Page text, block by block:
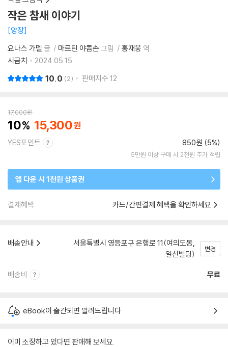
작은 참새 이야기
양장
요나스 가델 글 마르틴 야콥손 그림 홍재웅 역
시금치
2024.05.15.
10.0 2 판매지수 12
17,000원
10 15,300
YES포인트 850원 (5%)
5만원 이상 구매 시 2천원 추가 적립
앱 다운 시 1천원 상품권
결제혜택 카드/간편결제 혜택을 확인하세요
배송안내
서울특별시 영등포구 은행로 11(여의도동,
일신빌딩)
변경
배송비 무료
eBook이 출간되면 알려드립니다.
이미 소장하고 있다면 판매해 보세요.